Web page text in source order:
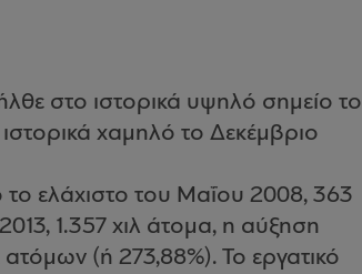
στο ιστορικά υψηλό σημείο το
χαμηλό το Δεκέμβριο
ελάχιστο του Μαΐου 2008, 363
1.357 χιλ άτομα, η αύξηση
(ή 273,88%). Το εργατικό